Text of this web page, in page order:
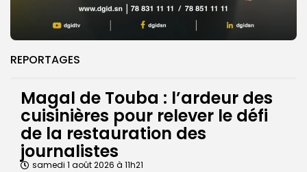
REPORTAGES
Magal de Touba : l’ardeur des
cuisinières pour relever le défi
de la restauration des
journalistes
samedi 1 août 2026 à 11h21